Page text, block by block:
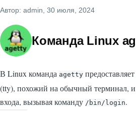
Автор: admin , 30 июля, 2024
Команда Linux
В Linux команда agetty
(tty), похожий на обычный терминал,
входа, вызывая команду /bin/login.